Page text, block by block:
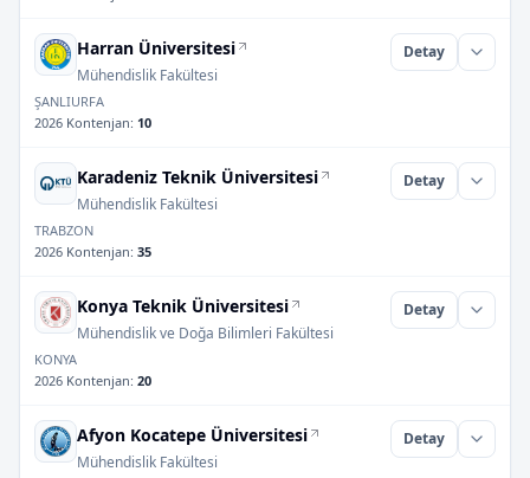
Harran Üniversitesi
Mühendislik Fakültesi
Detay
ŞANLIURFA
2026 Kontenjan: 10
Karadeniz Teknik Üniversitesi
Mühendislik Fakültesi
Detay
TRABZON
2026 Kontenjan: 35
Konya Teknik Üniversitesi
Mühendislik ve Doğa Bilimleri Fakültesi
Detay
KONYA
2026 Kontenjan: 20
Afyon Kocatepe Üniversitesi
Mühendislik Fakültesi
Detay